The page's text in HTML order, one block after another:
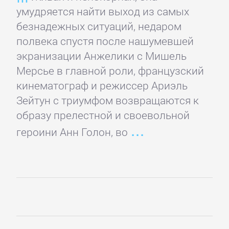
умудряется найти выход из самых
безнадежных ситуаций, недаром
полвека спустя после нашумевшей
экранизации Анжелики с Мишель
Мерсье в главной роли, французский
кинематограф и режиссер Ариэль
Зейтун с триумфом возвращаются к
образу прелестной и своевольной
героини Анн Голон, во
Банковское
дело
Бухучет,
налогообложение,
аудит
ВЭД